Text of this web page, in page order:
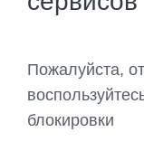
Пожалуйста,
блокировки